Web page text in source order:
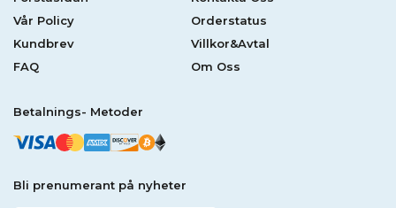
Vår Policy
Orderstatus
Kundbrev
Villkor&Avtal
FAQ
Om Oss
Betalnings- Metoder
Bli prenumerant på nyheter